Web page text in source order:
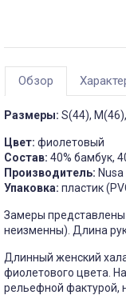
матрас Grey
Запитання 91905
Розмір 180 на 200,
лише 20 см матрас:
матеріал
користуванні??! Він
односторонній?
відповідь
Обзор
Размеры: S(44),
Цвет: фиолетовый
Состав: 40% бамбук,
Производитель:
Упаковка: пластик
Замеры
неизменны). Длина
Длинный женский
фиолетового цвета.
рельефной фактурой,